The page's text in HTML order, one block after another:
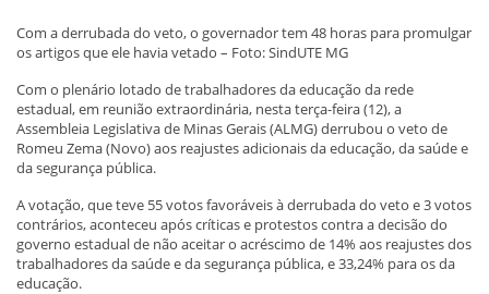
Com a derrubada do veto, o governador tem 48 horas para promulgar
os artigos que ele havia vetado – Foto: SindUTE MG
Com o plenário lotado de trabalhadores da educação da rede
estadual, em reunião extraordinária, nesta terça-feira (12), a
Assembleia Legislativa de Minas Gerais (ALMG) derrubou o veto de
Romeu Zema (Novo) aos reajustes adicionais da educação, da saúde e
da segurança pública.
A votação, que teve 55 votos favoráveis à derrubada do veto e 3 votos
contrários, aconteceu após críticas e protestos contra a decisão do
governo estadual de não aceitar o acréscimo de 14% aos reajustes dos
trabalhadores da saúde e da segurança pública, e 33,24% para os da
educação.